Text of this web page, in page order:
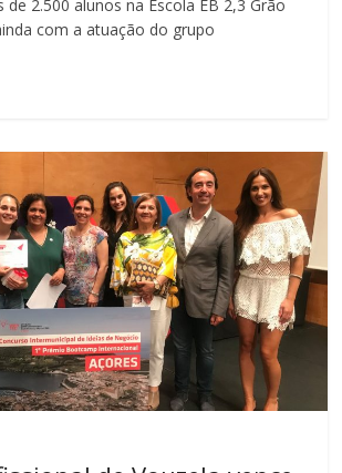
de 2.500 alunos na Escola EB 2,3 Grão
com a atuação do grupo